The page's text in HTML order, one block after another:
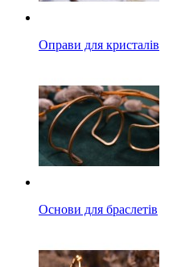
Оправи для кристалів
Основи для браслетів